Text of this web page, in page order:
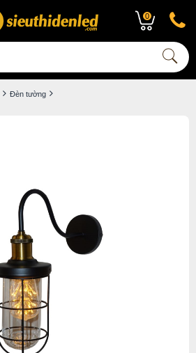
0
Đèn tường